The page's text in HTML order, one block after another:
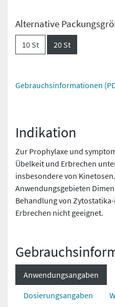
Alternative
10 St 20 St
Gebrauchsinformationen
Indikation
Zur Prophylaxe und
Übelkeit und Erbrechen
insbesondere von
Anwendungsgebieten
Behandlung von
Erbrechen nicht geeignet.
Anwendungsangaben
Dosierungsangaben